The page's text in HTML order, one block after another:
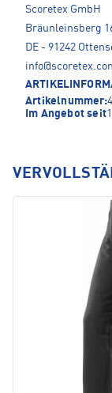
Scoretex GmbH
Bräunleinsberg
DE - 91242
Artikelnummer:
Im Angebot seit